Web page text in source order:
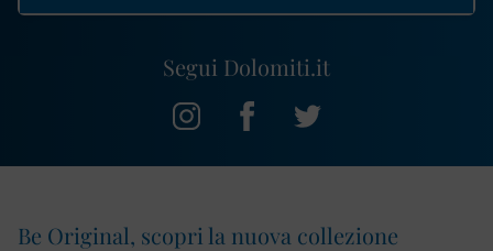
Segui Dolomiti.it
Be Original, scopri la nuova collezione